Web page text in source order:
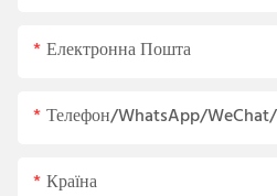
Електронна Пошта
Телефон/WhatsApp/
Країна